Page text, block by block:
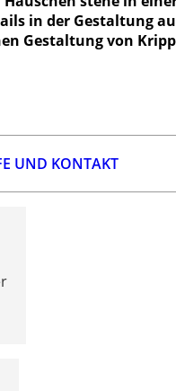
in der Gestaltung
Gestaltung von
UND KONTAKT